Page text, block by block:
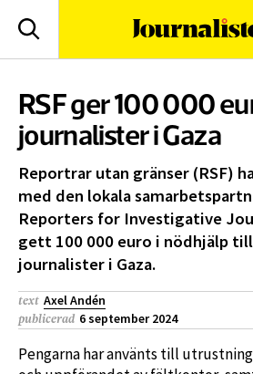
Sök
RSF ger 100 000
journalister i Gaza
Reportrar utan gränser (RSF)
med den lokala
Reporters for Investigative
gett 100 000 euro i nödhjälp
journalister i Gaza.
text Axel Andén
publicerad 6 september 2024
Pengarna har använts till